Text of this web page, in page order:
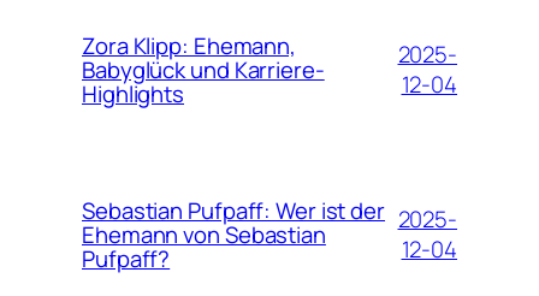
Zora Klipp: Ehemann,
Babyglück und Karriere-
Highlights
2025-
12-04
Sebastian Pufpaff: Wer ist der
Ehemann von Sebastian
Pufpaff?
2025-
12-04